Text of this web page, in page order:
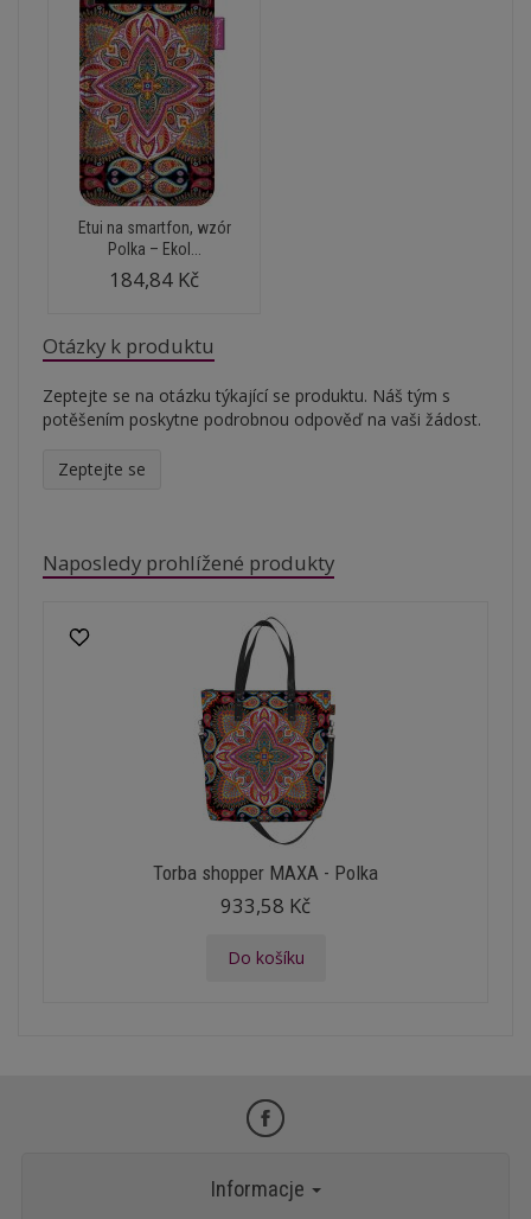
Etui na smartfon, wzór
Polka – Ekol...
184,84 Kč
Otázky k produktu
Zeptejte se na otázku týkající se produktu. Náš tým s
potěšením poskytne podrobnou odpověď na vaši žádost.
Zeptejte se
Naposledy prohlížené produkty
Torba shopper MAXA - Polka
933,58 Kč
Do košíku
Informacje